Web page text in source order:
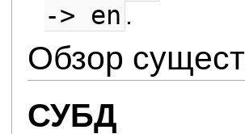
-> en .
Обзор
СУБД